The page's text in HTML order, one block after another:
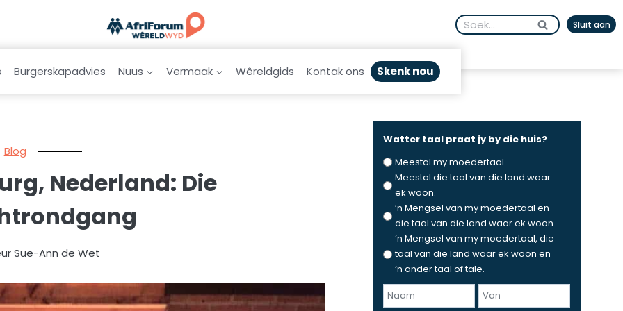
Search
for:
Sluit aan
Burgerskapadvies Nuus Vermaak Wêreldgids Kontak ons Skenk nou
Blog
Nederland: Die
Sue-Ann de Wet
Watter taal praat jy by die huis?
Meestal my moedertaal.
Meestal die taal van die land waar
ek woon.
’n Mengsel van my moedertaal en
die taal van die land waar ek woon.
’n Mengsel van my moedertaal, die
taal van die land waar ek woon en
’n ander taal of tale.
N
a